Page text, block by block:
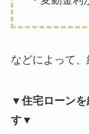
などによって、
▼住宅ローンを
す▼